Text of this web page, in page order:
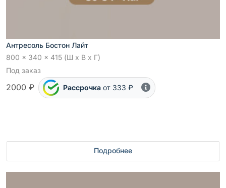
Антресоль Бостон Лайт
800 x 340 x 415 (Ш x В x Г)
Под заказ
2000 ₽ Рассрочка от 333 ₽
Подробнее